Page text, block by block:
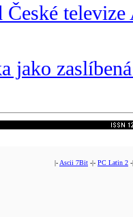
České
jako
|- Ascii 7Bit -|- PC Latin 2